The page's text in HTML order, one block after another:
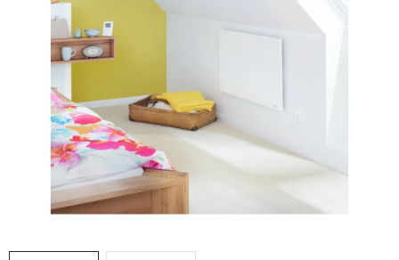
ODVLHČOVAČE
TOPIDLA
AKUMULAČNÍ KAMNA
ELEKTRICKÉ KRBY